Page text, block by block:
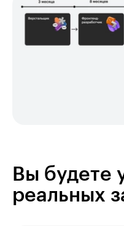
Вы будете
реальных